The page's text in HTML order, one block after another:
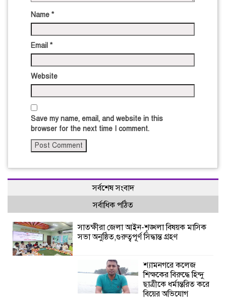
Name *
Email *
Website
Save my name, email, and website in this
browser for the next time I comment.
সর্বশেষ সংবাদ
সর্বাধিক পঠিত
সাতক্ষীরা জেলা আইন-শৃঙ্খলা বিষয়ক মাসিক
সভা অনুষ্ঠিত,গুরুত্বপূর্ণ সিদ্ধান্ত গ্রহণ
শ্যামনগরে কলেজ
শিক্ষকের বিরুদ্ধে হিন্দু
ছাত্রীকে ধর্মান্তরিত করে
বিয়ের অভিযোগ